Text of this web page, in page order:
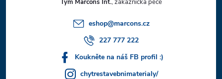
Tým Marcons Int.
eshop@marcons.cz
227 777 222
Koukněte na náš FB profil :)
chytrestavebnimaterialy/